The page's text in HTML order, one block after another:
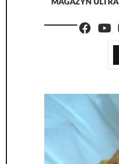
MAGAZYN ULTRA